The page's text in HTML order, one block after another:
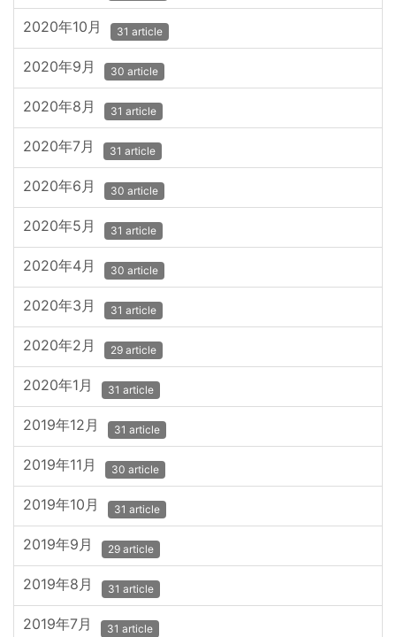
2020年10月 31 article
2020年9月 30 article
2020年8月 31 article
2020年7月 31 article
2020年6月 30 article
2020年5月 31 article
2020年4月 30 article
2020年3月 31 article
2020年2月 29 article
2020年1月 31 article
2019年12月 31 article
2019年11月 30 article
2019年10月 31 article
2019年9月 29 article
2019年8月 31 article
2019年7月 31 article